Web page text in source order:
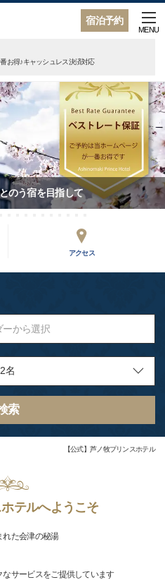
宿泊予約
MENU
お得♪キャッシュレス決済対応
のう宿を目指して
アクセス
ーから選択
索
【公式】芦ノ牧プリンスホテル
テルへようこそ
れた会津の秘湯
サービスをご提供しています